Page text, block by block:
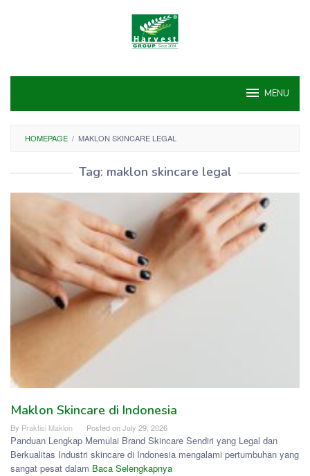
MENU
HOMEPAGE / MAKLON SKINCARE LEGAL
Tag: maklon skincare legal
Maklon Skincare di Indonesia
By Praktisi Maklon Posted onJuly 29, 2026
Panduan Lengkap Memulai Brand Skincare Sendiri yang Legal dan
Berkualitas Industri skincare di Indonesia mengalami pertumbuhan yang
sangat pesat dalam Baca Selengkapnya